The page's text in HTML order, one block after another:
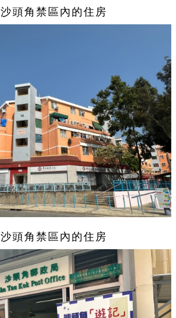
沙頭角禁區內的住房
沙頭角禁區內的住房